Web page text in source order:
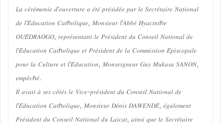
𝐿𝑎 𝑐𝑒́𝑟𝑒́𝑚𝑜𝑛𝑖𝑒 𝑑’𝑜𝑢𝑣𝑒𝑟𝑡𝑢𝑟𝑒 𝑎 𝑒́𝑡𝑒́ 𝑝𝑟𝑒́𝑠𝑖𝑑𝑒́𝑒 𝑝𝑎𝑟 𝑙𝑒 𝑆𝑒𝑐𝑟𝑒́𝑡𝑎𝑖𝑟𝑒 𝑁𝑎𝑡𝑖𝑜𝑛𝑎𝑙
𝑑𝑒 𝑙’𝐸́𝑑𝑢𝑐𝑎𝑡𝑖𝑜𝑛 𝐶𝑎𝑡ℎ𝑜𝑙𝑖𝑞𝑢𝑒, 𝑀𝑜𝑛𝑠𝑖𝑒𝑢𝑟 𝑙’𝐴𝑏𝑏𝑒́ 𝐻𝑦𝑎𝑐𝑖𝑛𝑡ℎ𝑒
𝑂𝑈𝐸́𝐷𝑅𝐴𝑂𝐺𝑂, 𝑟𝑒𝑝𝑟𝑒́𝑠𝑒𝑛𝑡𝑎𝑛𝑡 𝑙𝑒 𝑃𝑟𝑒́𝑠𝑖𝑑𝑒𝑛𝑡 𝑑𝑢 𝐶𝑜𝑛𝑠𝑒𝑖𝑙 𝑁𝑎𝑡𝑖𝑜𝑛𝑎𝑙 𝑑𝑒
𝑙’𝐸́𝑑𝑢𝑐𝑎𝑡𝑖𝑜𝑛 𝐶𝑎𝑡ℎ𝑜𝑙𝑖𝑞𝑢𝑒 𝑒𝑡 𝑃𝑟𝑒́𝑠𝑖𝑑𝑒𝑛𝑡 𝑑𝑒 𝑙𝑎 𝐶𝑜𝑚𝑚𝑖𝑠𝑠𝑖𝑜𝑛 𝐸́𝑝𝑖𝑠𝑐𝑜𝑝𝑎𝑙𝑒
𝑝𝑜𝑢𝑟 𝑙𝑎 𝐶𝑢𝑙𝑡𝑢𝑟𝑒 𝑒𝑡 𝑙’𝐸́𝑑𝑢𝑐𝑎𝑡𝑖𝑜𝑛, 𝑀𝑜𝑛𝑠𝑒𝑖𝑔𝑛𝑒𝑢𝑟 𝐺𝑢𝑦 𝑀𝑢𝑘𝑎𝑠𝑎 𝑆𝐴𝑁𝑂𝑁,
𝑒𝑚𝑝𝑒̂𝑐ℎ𝑒́.
𝐼𝑙 𝑎𝑣𝑎𝑖𝑡 𝑎̀ 𝑠𝑒𝑠 𝑐𝑜̂𝑡𝑒́𝑠 𝑙𝑒 𝑉𝑖𝑐𝑒-𝑝𝑟𝑒́𝑠𝑖𝑑𝑒𝑛𝑡 𝑑𝑢 𝐶𝑜𝑛𝑠𝑒𝑖𝑙 𝑁𝑎𝑡𝑖𝑜𝑛𝑎𝑙 𝑑𝑒
𝑙’𝐸́𝑑𝑢𝑐𝑎𝑡𝑖𝑜𝑛 𝐶𝑎𝑡ℎ𝑜𝑙𝑖𝑞𝑢𝑒, 𝑀𝑜𝑛𝑠𝑖𝑒𝑢𝑟 𝐷𝑒́𝑛𝑖𝑠 𝐷𝐴𝑊𝐸𝑁𝐷𝐸́, 𝑒́𝑔𝑎𝑙𝑒𝑚𝑒𝑛𝑡
𝑃𝑟𝑒́𝑠𝑖𝑑𝑒𝑛𝑡 𝑑𝑢 𝐶𝑜𝑛𝑠𝑒𝑖𝑙 𝑁𝑎𝑡𝑖𝑜𝑛𝑎𝑙 𝑑𝑢 𝐿𝑎𝑖𝑐𝑎𝑡, 𝑎𝑖𝑛𝑠𝑖 𝑞𝑢𝑒 𝑙𝑒 𝑆𝑒𝑐𝑟𝑒́𝑡𝑎𝑖𝑟𝑒